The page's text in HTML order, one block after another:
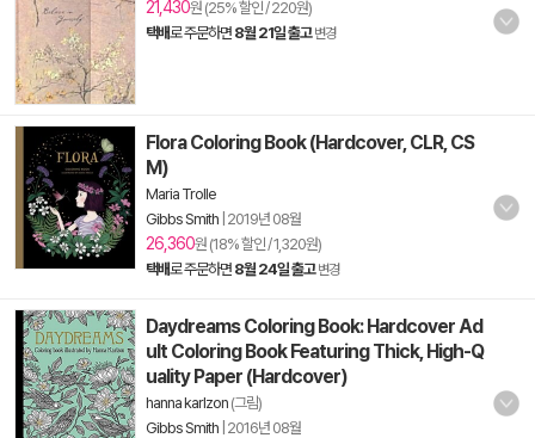
21,430원 (25% 할인 / 220원)
택배로 주문하면 8월 21일 출고 변경
Flora Coloring Book (Hardcover, CLR, CS
M)
Maria Trolle
Gibbs Smith 2019년 08월
26,360원 (18% 할인 / 1,320원)
택배로 주문하면 8월 24일 출고 변경
Daydreams Coloring Book: Hardcover Ad
ult Coloring Book Featuring Thick, High-Q
uality Paper (Hardcover)
hanna karlzon (그림)
Gibbs Smith 2016년 08월